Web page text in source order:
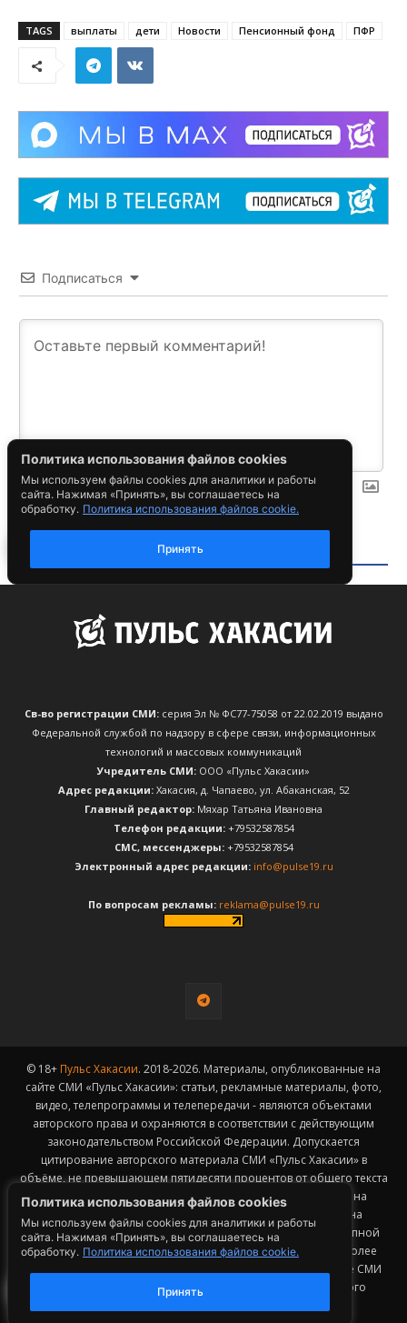
Политика использования файлов cookies
Мы используем файлы cookies для аналитики и работы
сайта. Нажимая «Принять», вы соглашаетесь на
обработку. Политика использования файлов cookie.
Принять
Св-во регистрации СМИ:серия Эл № ФС77-75058 от 22.02.2019 выдано
Федеральной службой по надзору в сфере связи, информационных
технологий и массовых коммуникаций
Учредитель СМИ: ООО «Пульс Хакасии»
Адрес редакции:Хакасия, д. Чапаево, ул. Абаканская, 52
Главный редактор: Мяхар Татьяна Ивановна
Телефон редакции:+79532587854
CМС, мессенджеры:+79532587854
Электронный адрес редакции: info@pulse19.ru
По вопросам рекламы: reklama@pulse19.ru
© 18+ Пульс Хакасии. 2018-2026. Материалы, опубликованные на
сайте СМИ «Пульс Хакасии»: статьи, рекламные материалы, фото,
видео, телепрограммы и телепередачи - являются объектами
авторского права и охраняются в соответствии с действующим
законодательством Российской Федерации. Допускается
цитирование авторского материала СМИ «Пульс Хакасии» в
объёме, не превышающем пятидесяти процентов от общего текста
публикации с обязательным размещением гиперссылки на
страницу заимствования материала. Гиперссылка должна
размещаться в тексте цитируемого материала и быть доступной
для индексации поисковыми системами. Заимствование более
50% общего объема материала, опубликованного на сайте СМИ
«Пульс Хакасии», возможно исключительно с письменного